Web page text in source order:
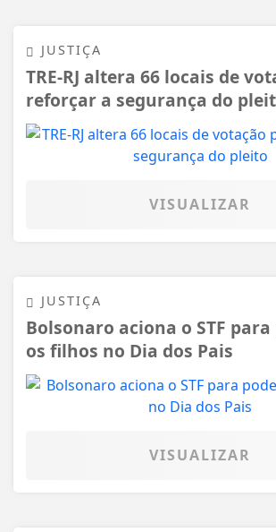
JUSTIÇA
TRE-RJ altera 66 locais de
reforçar a segurança do
VISUALIZAR
JUSTIÇA
Bolsonaro aciona o STF
os filhos no Dia dos Pais
VISUALIZAR